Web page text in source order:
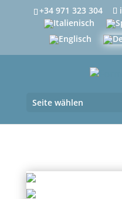
+34 971 323 304
Seite wählen